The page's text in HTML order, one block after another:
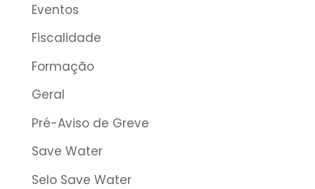
Eventos
Fiscalidade
Formação
Geral
Pré-Aviso de Greve
Save Water
Selo Save Water